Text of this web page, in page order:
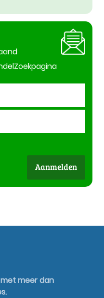
Aanmelden
meer dan